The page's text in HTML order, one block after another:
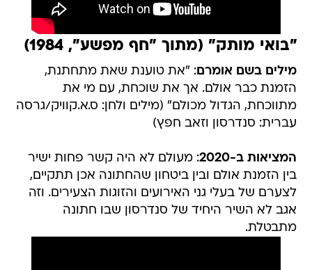
"בואי מותק" (מתוך "חף מפשע", 1984)
מילים בשם אומרם: "את טוענת שאת מתחתנת,
הזמנת כבר אולם. אך את שוכחת, עם מי את
מתווכחת, הגדול מכולם" (מילים ולחן: ס.א.קוויק/גרסה
עברית: סנדרסון וזאב חפץ)
המציאות ב-2020
: מעולם לא היה קשר פחות ישיר
בין הזמנת אולם ובין ביטחון שהחתונה אכן תתקיים,
לצערם של בעלי גני האירועים והזוגות הצעירים. וזה
אגב לא השיר היחיד של סנדרסון שבו חתונה
מתבטלת.